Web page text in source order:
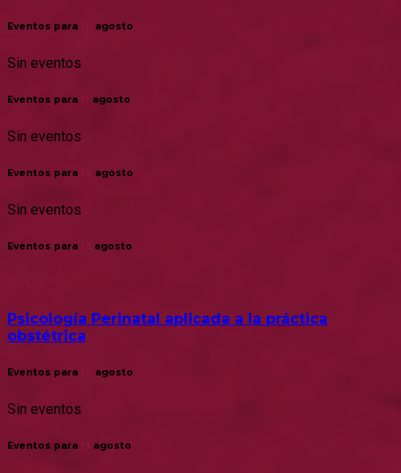
Eventos para agosto
Sin eventos
Eventos para agosto
Sin eventos
Eventos para agosto
Sin eventos
Eventos para agosto
Psicología Perinatal aplicada a la práctica
obstétrica
Eventos para agosto
Sin eventos
Eventos para agosto